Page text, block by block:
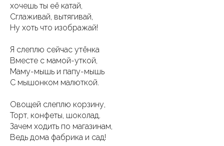
хочешь ты её катай,
Сглаживай, вытягивай,
Ну хоть что изображай!
Я слеплю сейчас утёнка
Вместе с мамой-уткой,
Маму-мышь и папу-мышь
С мышонком малюткой.
Овощей слеплю корзину,
Торт, конфеты, шоколад.
Зачем ходить по магазинам,
Ведь дома фабрика и сад!